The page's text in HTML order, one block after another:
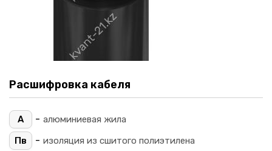
Расшифровка кабеля
А - алюминиевая жила
Пв
- изоляция из сшитого полиэтилена